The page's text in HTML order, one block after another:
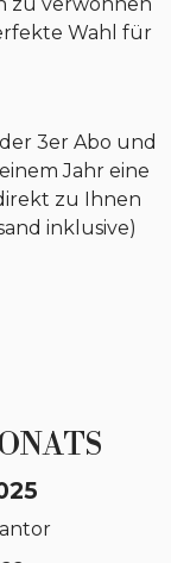
Wahl für
3er Abo und
Jahr eine
zu Ihnen
inklusive)